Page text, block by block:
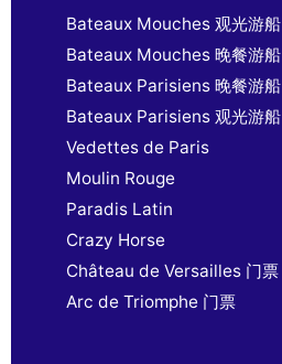
Bateaux Mouches 观光游船
Bateaux Mouches 晚餐游船
Bateaux Parisiens 晚餐游船
Bateaux Parisiens 观光游船
Vedettes de Paris
Moulin Rouge
Paradis Latin
Crazy Horse
Château de Versailles 门票
Arc de Triomphe 门票